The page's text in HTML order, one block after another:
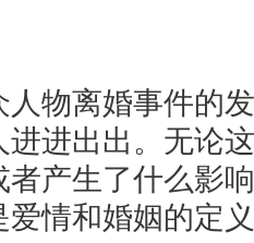
离婚事件的发
进进出出。无论
产生了什么影
情和婚姻的定